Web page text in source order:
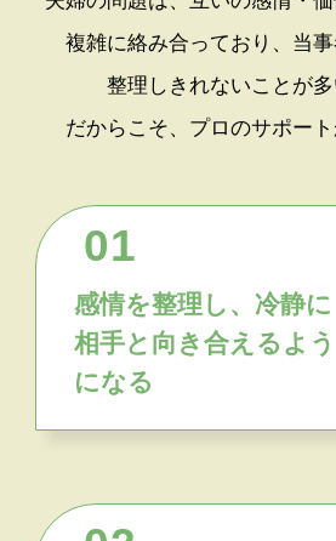
複雑に絡み合っており、 当
整理しきれないことが多
だからこそ、プロのサポート
01
感情を整理し、冷静に
相手と向き合えるよう
になる